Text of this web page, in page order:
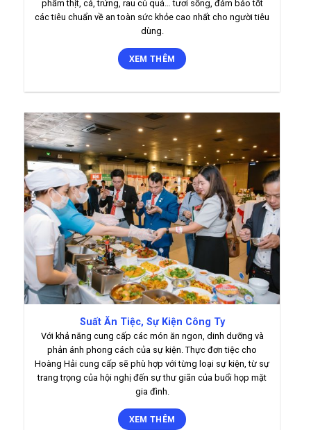
phẩm thịt, cá, trứng, rau củ quả… tươi sống, đảm bảo tốt
các tiêu chuẩn về an toàn sức khỏe cao nhất cho người tiêu
dùng.
XEM THÊM
Suất Ăn Tiệc, Sự Kiện Công Ty
Với khả năng cung cấp các món ăn ngon, dinh dưỡng và
phản ánh phong cách của sự kiện. Thực đơn tiệc cho
Hoàng Hải cung cấp sẽ phù hợp với từng loại sự kiện, từ sự
trang trọng của hội nghị đến sự thư giãn của buổi họp mặt
gia đình.
XEM THÊM